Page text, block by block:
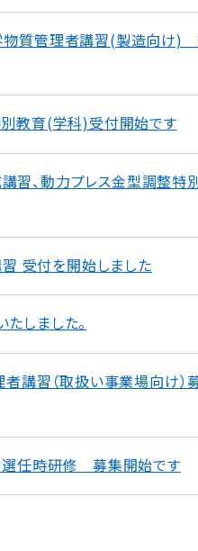
物質管理者講習(製造向け)
教育(学科)受付開始です
習、動力プレス金型調整特
受付を開始しました
しました。
講習（取扱い事業場向け）
任時研修 募集開始です